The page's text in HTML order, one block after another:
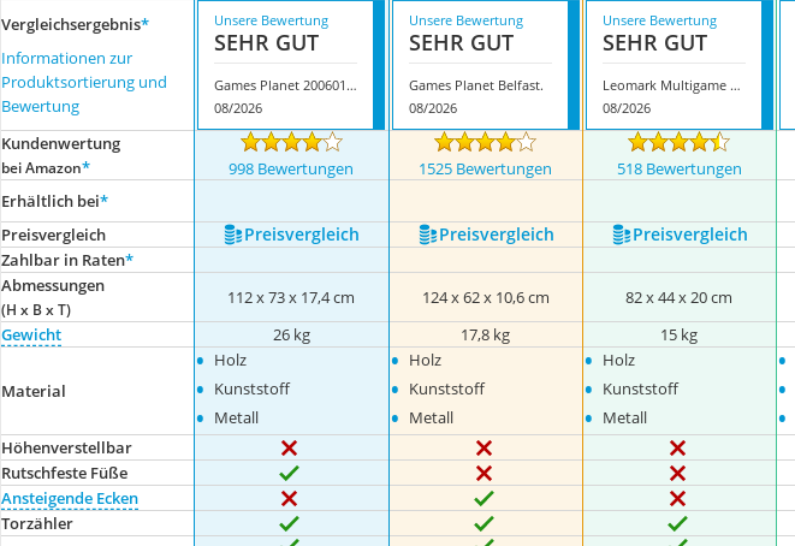
Vergleichsergebnis*
Informationen zur
Produktsortierung und
Bewertung
Unsere Bewertung
SEHR GUT
Games Planet 20060199
08/2026
Unsere Bewertung
SEHR GUT
Games Planet Belfast.
08/2026
Unsere Bewertung
SEHR GUT
Leomark Multigame Mobile Spieltisch
08/2026
Kundenwertung
bei Amazon* 998 Bewertungen 1525 Bewertungen 518 Bewertungen
Erhältlich bei*
Preis­vergleich
Preis­vergleich Preis­vergleich Preis­vergleich
Zahlbar in Raten*
Abmessungen
(H x B x T)
112 x 73 x 17,4 cm 124 x 62 x 10,6 cm 82 x 44 x 20 cm
Gewicht
26 kg 17,8 kg 15 kg
Material
• Holz
• Kunststoff
• Metall
• Holz
• Kunststoff
• Metall
• Holz
• Kunststoff
• Metall
•
•
•
Höhenverstellbar
Rutschfeste Füße
Ansteigende Ecken
Torzähler